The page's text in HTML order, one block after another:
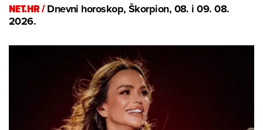
NET.HR /Dnevni horoskop, Škorpion, 08. i 09. 08.
2026.